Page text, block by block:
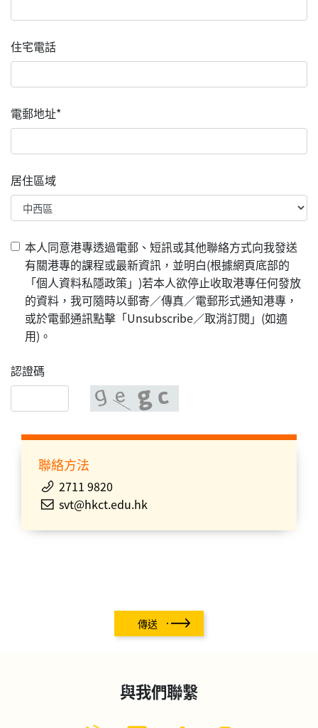
住宅電話
電郵地址*
居住區域
本人同意港專透過電郵、短訊或其他聯絡方式向我發送
有關港專的課程或最新資訊，並明白(根據網頁底部的
「個人資料私隱政策」)若本人欲停止收取港專任何發放
的資料，我可隨時以郵寄／傳真／電郵形式通知港專，
或於電郵通訊點擊「Unsubscribe／取消訂閱」(如適
用)。
認證碼
聯絡方法
2711 9820
svt@hkct.edu.hk
傳送
與我們聯繫